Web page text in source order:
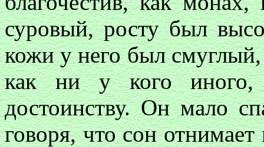
суровый, росту был
кожи у него был
как ни у кого иного,
достоинству. Он мало
говоря, что сон